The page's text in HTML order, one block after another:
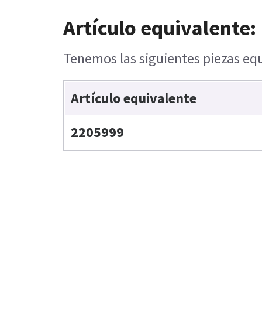
Artículo equivalente:
Tenemos las siguientes piezas
Artículo equivalente
2205999